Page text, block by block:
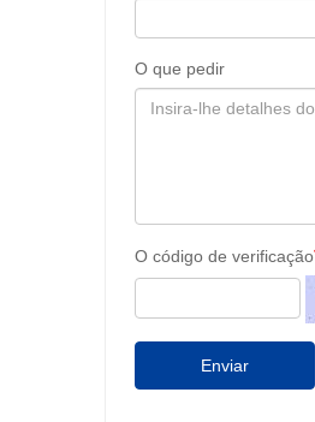
O que pedir
O código de verificação
Enviar